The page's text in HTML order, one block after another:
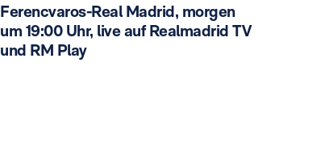
Ferencvaros-Real Madrid, morgen
um 19:00 Uhr, live auf Realmadrid TV
und RM Play